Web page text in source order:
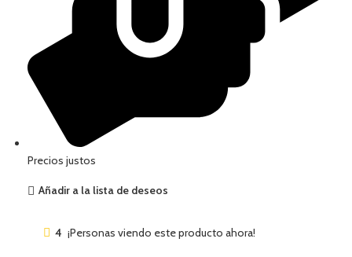
Precios justos
Añadir a la lista de deseos
4 ¡Personas viendo este producto ahora!